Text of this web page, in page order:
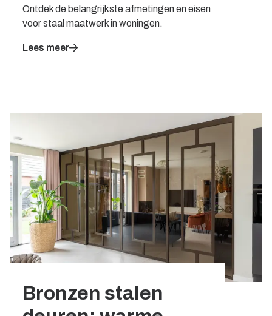
Ontdek de belangrijkste afmetingen en eisen
voor staal maatwerk in woningen.
Lees meer
Bronzen stalen